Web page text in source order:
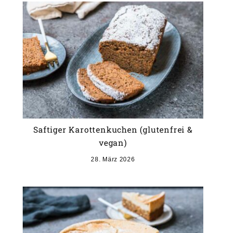
Saftiger Karottenkuchen (glutenfrei &
vegan)
28. März 2026